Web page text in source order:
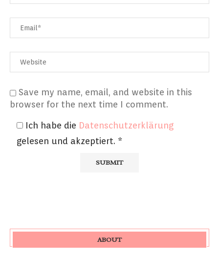
Save my name, email, and website in this
browser for the next time I comment.
Ich habe die Datenschutzerklärung
gelesen und akzeptiert. *
ABOUT